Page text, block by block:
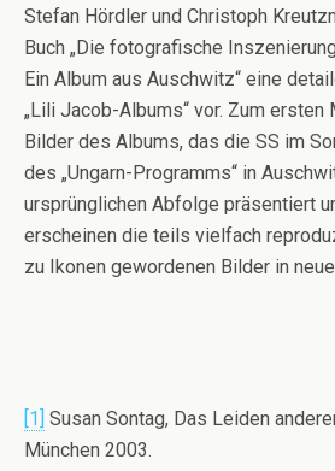
Stefan Hördler und Christoph
Buch „Die fotografische
Ein Album aus Auschwitz“ eine
„Lili Jacob-Albums“ vor. Zum ersten
Bilder des Albums, das die SS im
des „Ungarn-Programms“ in
ursprünglichen Abfolge präsentiert
erscheinen die teils vielfach
zu Ikonen gewordenen Bilder in
[1] Susan Sontag, Das Leiden
München 2003.